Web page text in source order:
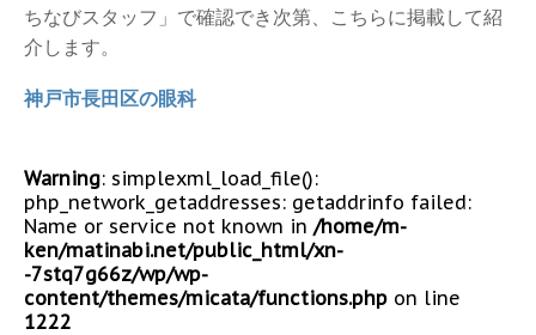
ちなびスタッフ」で確認でき次第、こちらに掲載して紹
介します。
神戸市長田区の眼科
Warning: simplexml_load_file():
php_network_getaddresses: getaddrinfo failed:
Name or service not known in /home/m-
ken/matinabi.net/public_html/xn-
-7stq7g66z/wp/wp-
content/themes/micata/functions.php on line
1222